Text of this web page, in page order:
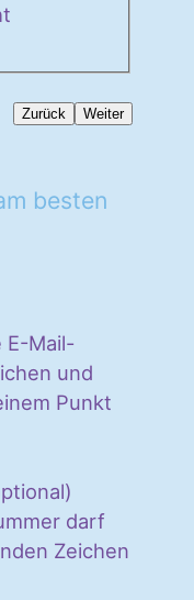
Zurück Weiter
besten
E-Mail-
und
Punkt
darf
Zeichen